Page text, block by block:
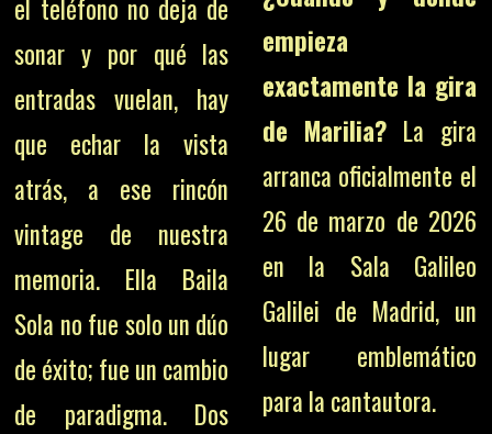
el teléfono no deja de
sonar y por qué las
entradas vuelan, hay
que echar la vista
atrás, a ese rincón
vintage de nuestra
memoria. Ella Baila
Sola no fue solo un dúo
de éxito; fue un cambio
de paradigma. Dos
empieza
exactamente la gira
de Marilia? La gira
arranca oficialmente el
26 de marzo de 2026
en la Sala Galileo
Galilei de Madrid, un
lugar emblemático
para la cantautora.